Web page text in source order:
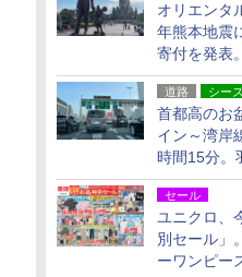
オリエンタ
年熊本地震
寄付を発表
活動・復旧
道路 シー
首都高のお
イン～湾岸
時間15分。
「空港西出
セール
ユニクロ、
別セール」
ーワンピー